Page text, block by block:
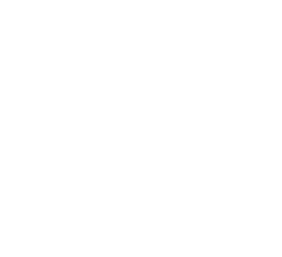
nächsten Gottesdienst ein.
zur Feier der Heiligen Liturgie ein. Sie wird auf
Surb Patarag / Surp Badarak) genannt. Sie
Kirche in Altarmenisch (Grabar) zelebriert.
man dem Gottesdienst folgen. Die Lesungen
und/oder Deutsch gehalten.